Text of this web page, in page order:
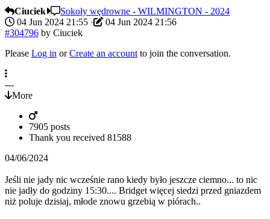
Ciuciek
Sokoły wędrowne - WILMINGTON - 2024
04 Jun 2024 21:55 ·
04 Jun 2024 21:56
#304796 by Ciuciek
Please Log in orCreate an account to join the conversation.
---
More
7905 posts
Thank you received 81588
04/06/2024
Jeśli nie jady nic wcześnie rano kiedy było jeszcze ciemno... to nic
nie jadły do godziny 15:30.... Bridget więcej siedzi przed gniazdem
niż poluje dzisiaj, młode znowu grzebią w piórach..